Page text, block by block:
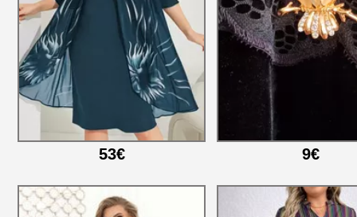
53€ 9€